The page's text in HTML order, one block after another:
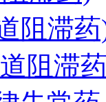
阻滞
阻滞